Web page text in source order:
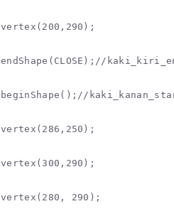
vertex(200,290);
endShape(CLOSE);//
beginShape();//
vertex(286,250);
vertex(300,290);
vertex(280, 290);